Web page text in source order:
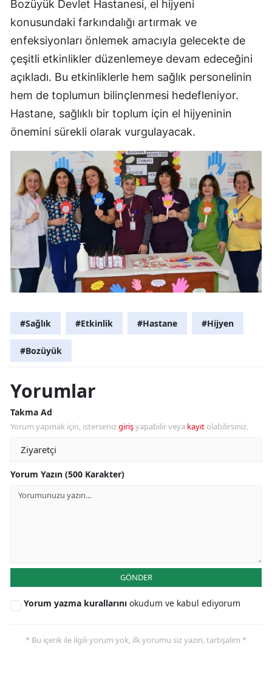
Bozüyük Devlet Hastanesi, el hijyeni
konusundaki farkındalığı artırmak ve
enfeksiyonları önlemek amacıyla gelecekte de
çeşitli etkinlikler düzenlemeye devam edeceğini
açıkladı. Bu etkinliklerle hem sağlık personelinin
hem de toplumun bilinçlenmesi hedefleniyor.
Hastane, sağlıklı bir toplum için el hijyeninin
önemini sürekli olarak vurgulayacak.
#Sağlık #Etkinlik #Hastane #Hijyen
#Bozüyük
Yorumlar
Takma Ad
Yorum yapmak için, istersenizgirişyapabilir veya kayıt olabilirsiniz.
Yorum Yazın (500 Karakter)
GÖNDER
Yorum yazma kurallarını okudum ve kabul ediyorum
* Bu içerik ile ilgili yorum yok, ilk yorumu siz yazın, tartışalım *